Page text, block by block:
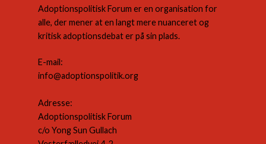
Adoptionspolitisk Forum er en organisation for
alle, der mener at en langt mere nuanceret og
kritisk adoptionsdebat er på sin plads.
E-mail:
info@adoptionspolitik.org
Adresse:
Adoptionspolitisk Forum
c/o Yong Sun Gullach